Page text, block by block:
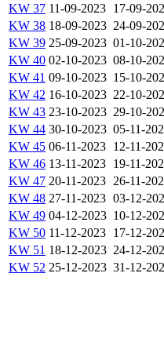
KW 37 11-09-2023 17-09-
KW 38 18-09-2023 24-09-
KW 39 25-09-2023 01-10-
KW 40 02-10-2023 08-10-
KW 41 09-10-2023 15-10-
KW 42 16-10-2023 22-10-
KW 43 23-10-2023 29-10-
KW 44 30-10-2023 05-11-
KW 45 06-11-2023 12-11-
KW 46 13-11-2023 19-11-
KW 47 20-11-2023 26-11-
KW 48 27-11-2023 03-12-
KW 49 04-12-2023 10-12-
KW 50 11-12-2023 17-12-
KW 51 18-12-2023 24-12-
KW 52 25-12-2023 31-12-